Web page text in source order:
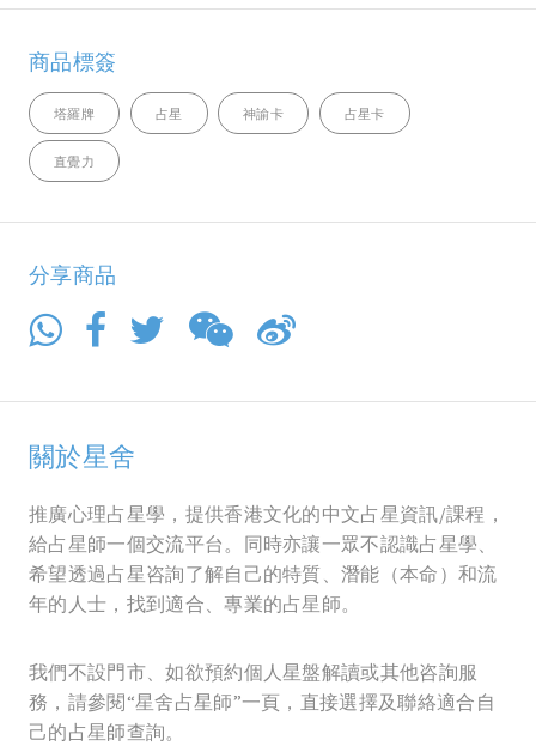
商品標簽
塔羅牌 占星 神諭卡 占星卡
直覺力
分享商品
關於星舍
推廣心理占星學，提供香港文化的中文占星資訊/課程，
給占星師一個交流平台。同時亦讓一眾不認識占星學、
希望透過占星咨詢了解自己的特質、潛能（本命）和流
年的人士，找到適合、專業的占星師。
我們不設門市、如欲預約個人星盤解讀或其他咨詢服
務，請參閱“星舍占星師”一頁，直接選擇及聯絡適合自
己的占星師查詢。